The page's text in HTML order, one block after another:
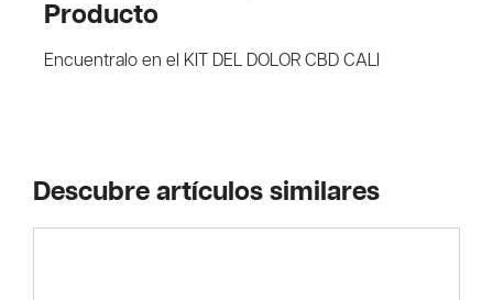
Producto
Encuentralo en el KIT DEL DOLOR CBD CALI
Descubre artículos similares